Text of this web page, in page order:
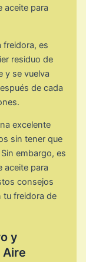
aceite para
freidora, es
residuo de
y se vuelva
de cada
excelente
sin tener que
embargo, es
aceite para
consejos
tu freidora de
y
Aire